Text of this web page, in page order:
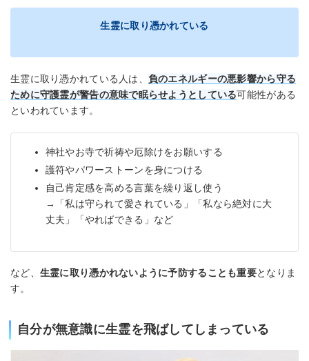
生霊に取り憑かれている
生霊に取り憑かれている人は、 負のエネルギーの悪影響から守る
ために守護霊が警告の意味で眠らせようとしている可能性がある
といわれています。
神社やお寺で祈祷や厄除けをお願いする
護符やパワーストーンを身につける
自己肯定感を高める言葉を繰り返し使う
→「私は守られて愛されている」「私なら絶対に大
丈夫」「やればできる」など
など、 生霊に取り憑かれないように予防することも重要となりま
す。
自分が無意識に生霊を飛ばしてしまっている